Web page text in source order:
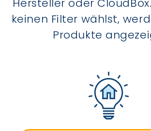
Hersteller oder
keinen Filter wählst,
Produkte